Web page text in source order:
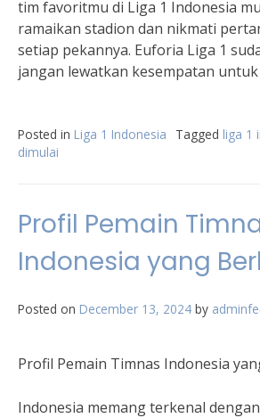
tim favoritmu di Liga 1 Indonesia
ramaikan stadion dan nikmati
setiap pekannya. Euforia Liga 1
jangan lewatkan kesempatan
Posted in Liga 1 Indonesia Tagged liga 1
dimulai
Profil Pemain
Indonesia yang
Posted on December 13, 2024 by
Profil Pemain Timnas Indonesia
Indonesia memang terkenal